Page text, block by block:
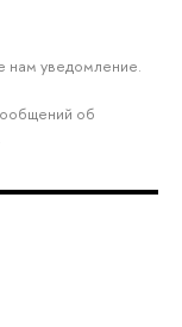
нам уведомление.
об